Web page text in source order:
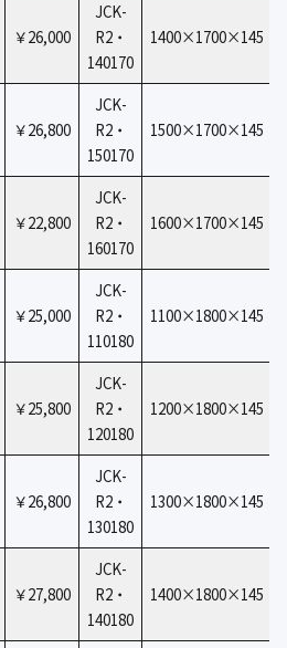
￥26,000
JCK-
R2・
140170
1400×1700×145
￥26,800
JCK-
R2・
150170
1500×1700×145
￥22,800
JCK-
R2・
160170
1600×1700×145
￥25,000
JCK-
R2・
110180
1100×1800×145
￥25,800
JCK-
R2・
120180
1200×1800×145
￥26,800
JCK-
R2・
130180
1300×1800×145
￥27,800
JCK-
R2・
140180
1400×1800×145